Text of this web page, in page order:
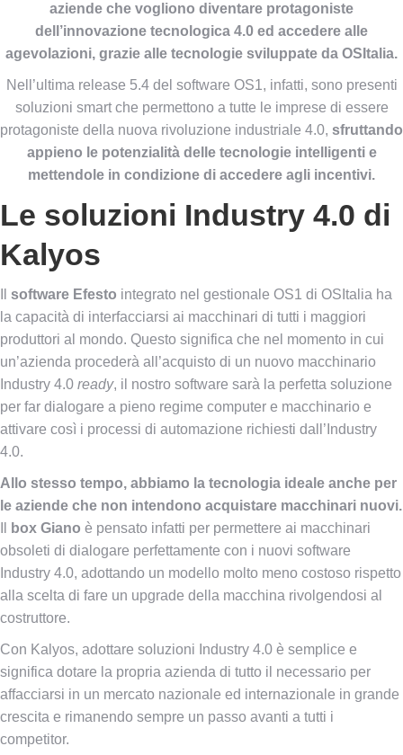
aziende che vogliono diventare protagoniste
dell’innovazione tecnologica 4.0 ed accedere alle
agevolazioni, grazie alle tecnologie sviluppate da OSItalia.
Nell’ultima release 5.4 del software OS1, infatti, sono presenti
soluzioni smart che permettono a tutte le imprese di essere
protagoniste della nuova rivoluzione industriale 4.0, sfruttando
appieno le potenzialità delle tecnologie intelligenti e
mettendole in condizione di accedere agli incentivi.
Le soluzioni Industry 4.0 di
Kalyos
software Efesto integrato nel gestionale OS1 di OSItalia ha
la capacità di interfacciarsi ai macchinari di tutti i maggiori
produttori al mondo. Questo significa che nel momento in cui
un’azienda procederà all’acquisto di un nuovo macchinario
Industry 4.0 ready, il nostro software sarà la perfetta soluzione
per far dialogare a pieno regime computer e macchinario e
attivare così i processi di automazione richiesti dall’Industry
4.0.
Allo stesso tempo, abbiamo la tecnologia ideale anche per
le aziende che non intendono acquistare macchinari nuovi.
box Giano è pensato infatti per permettere ai macchinari
obsoleti di dialogare perfettamente con i nuovi software
Industry 4.0, adottando un modello molto meno costoso rispetto
alla scelta di fare un upgrade della macchina rivolgendosi al
costruttore.
Con Kalyos, adottare soluzioni Industry 4.0 è semplice e
significa dotare la propria azienda di tutto il necessario per
affacciarsi in un mercato nazionale ed internazionale in grande
crescita e rimanendo sempre un passo avanti a tutti i
competitor.